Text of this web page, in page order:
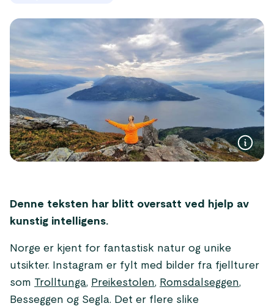
Denne teksten har blitt oversatt ved hjelp av
kunstig intelligens.
Norge er kjent for fantastisk natur og unike
utsikter. Instagram er fylt med bilder fra fjellturer
som Trolltunga, Preikestolen, Romsdalseggen,
Besseggen og Segla. Det er flere slike